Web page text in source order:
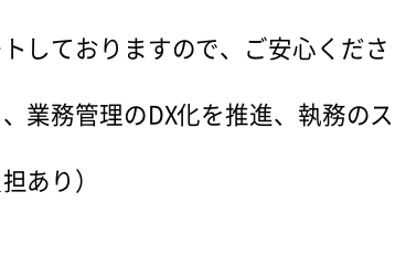
しておりますので、ご安心くださ
業務管理のDX化を推進、執務のス
あり）